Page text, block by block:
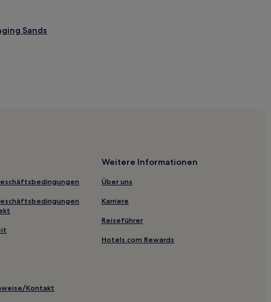
Sands
und Isle of Skye
Kontakt
Weitere Informationen
Über uns
Karriere
Reiseführer
Hotels.com Rewards